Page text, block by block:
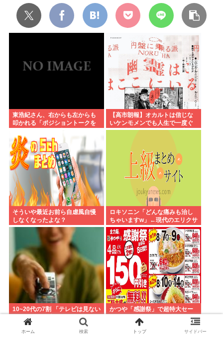
東浩紀さん、右からも左からも
叩かれる「ポジショントークを
擁護されるwww
【高市朗報】オカルトは信じな
いケンモメンでも人生で一度ぐ
らい"超自然的な体験"した事あ
そういや最近お前ら自虐風自慢
しなくなったよな？
ロキソニン「どんな痛みも治し
ちゃいますw」←現代のエリクサ
ーやろ…
10~20代の7割 「テレビは見ない
っすね」…有吉さんどうするの
かつや「感謝祭」で超特大セー
ル！！人気メニューが税抜150円
引き！！！
ホーム 検索 トップ サイドバー